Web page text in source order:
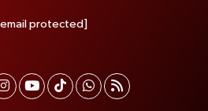
protected]